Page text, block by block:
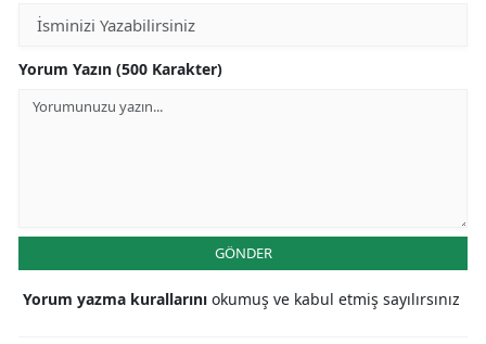
Yorum Yazın (500 Karakter)
GÖNDER
Yorum yazma kurallarını okumuş ve kabul etmiş sayılırsınız